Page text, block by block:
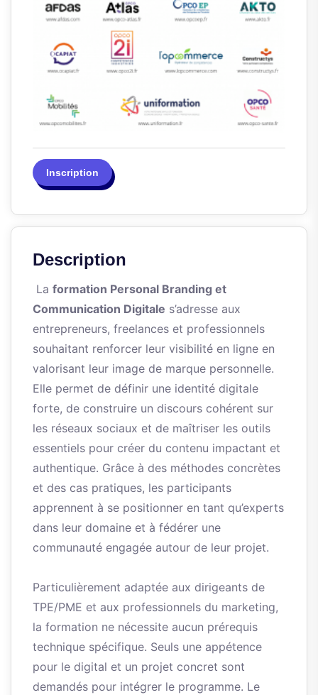
Description
La formation Personal Branding et
Communication Digitale s’adresse aux
entrepreneurs, freelances et professionnels
souhaitant renforcer leur visibilité en ligne en
valorisant leur image de marque personnelle.
Elle permet de définir une identité digitale
forte, de construire un discours cohérent sur
les réseaux sociaux et de maîtriser les outils
essentiels pour créer du contenu impactant et
authentique. Grâce à des méthodes concrètes
et des cas pratiques, les participants
apprennent à se positionner en tant qu’experts
dans leur domaine et à fédérer une
communauté engagée autour de leur projet.
Particulièrement adaptée aux dirigeants de
TPE/PME et aux professionnels du marketing,
la formation ne nécessite aucun prérequis
technique spécifique. Seuls une appétence
pour le digital et un projet concret sont
demandés pour intégrer le programme. Le
Inscription